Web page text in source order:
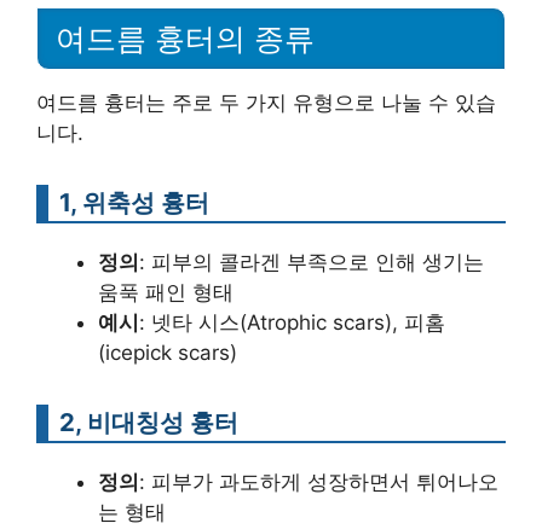
여드름 흉터의 종류
여드름 흉터는 주로 두 가지 유형으로 나눌 수 있습
니다.
1, 위축성 흉터
정의 : 피부의 콜라겐 부족으로 인해 생기는
움푹 패인 형태
예시 : 넷타 시스(Atrophic scars), 피홈
(icepick scars)
2, 비대칭성 흉터
정의 : 피부가 과도하게 성장하면서 튀어나오
는 형태